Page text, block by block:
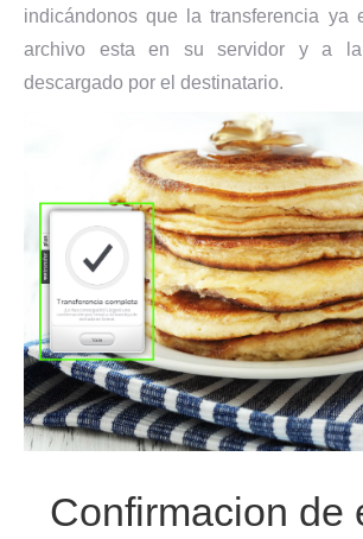
indicándonos que la transferencia ya
archivo esta en su servidor y a
descargado por el destinatario.
Confirmacion de